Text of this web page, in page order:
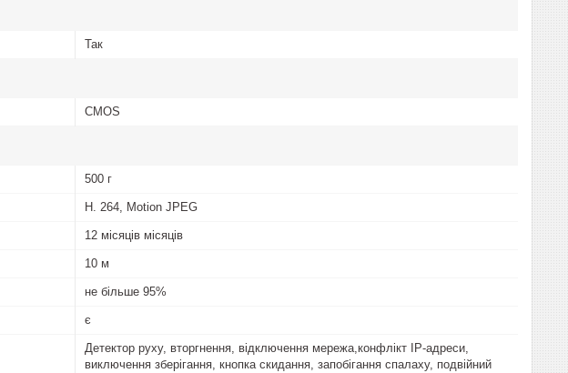
Так
CMOS
500 г
H. 264, Motion JPEG
12 місяців місяців
10 м
не більше 95%
є
Детектор руху, вторгнення, відключення мережа,конфлікт IP-адреси,
виключення зберігання, кнопка скидання, запобігання спалаху, подвійний